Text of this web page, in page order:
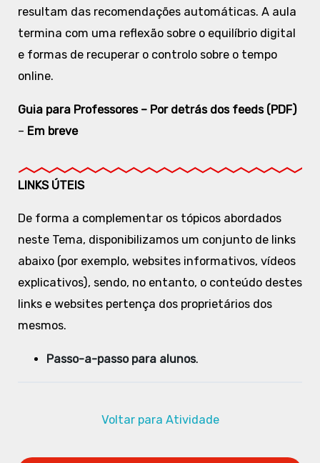
resultam das recomendações automáticas. A aula
termina com uma reflexão sobre o equilíbrio digital
e formas de recuperar o controlo sobre o tempo
online.
Guia para Professores – Por detrás dos feeds (PDF)
– Em breve
LINKS ÚTEIS
De forma a complementar os tópicos abordados
neste Tema, disponibilizamos um conjunto de links
abaixo (por exemplo, websites informativos, vídeos
explicativos), sendo, no entanto, o conteúdo destes
links e websites pertença dos proprietários dos
mesmos.
Passo-a-passo para alunos.
Voltar para Atividade